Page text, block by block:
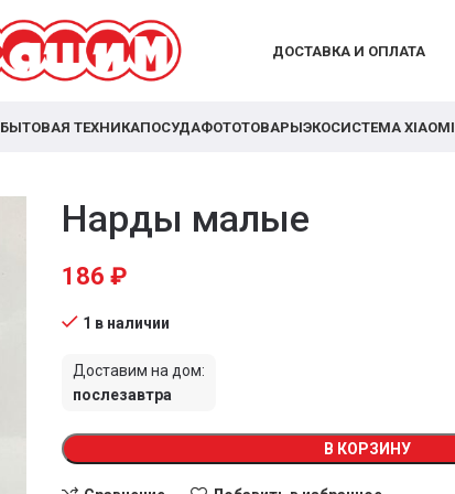
ДОСТАВКА И ОПЛАТА
БЫТОВАЯ ТЕХНИКАПОСУДАФОТОТОВАРЫЭКОСИСТЕМА XIAOMI
Нарды малые
186 ₽
1 в наличии
Доставим на дом:
послезавтра
В КОРЗИНУ